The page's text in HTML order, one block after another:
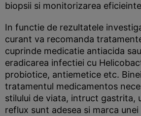
biopsii si monitorizarea
In functie de rezultatele
curant va recomanda
cuprinde medicatie antiacida
eradicarea infectiei cu
probiotice, antiemetice etc.
tratamentul medicamentos
stilului de viata, intruct gastrita,
reflux sunt adesea si marca